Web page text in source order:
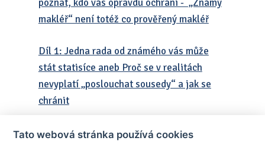
poznat, kdo vás opravdu ochrání - „Známý
makléř“ není totéž co prověřený makléř
Díl 1: Jedna rada od známého vás může
stát statisíce aneb Proč se v realitách
nevyplatí „poslouchat sousedy“ a jak se
chránit
Tato webová stránka používá cookies